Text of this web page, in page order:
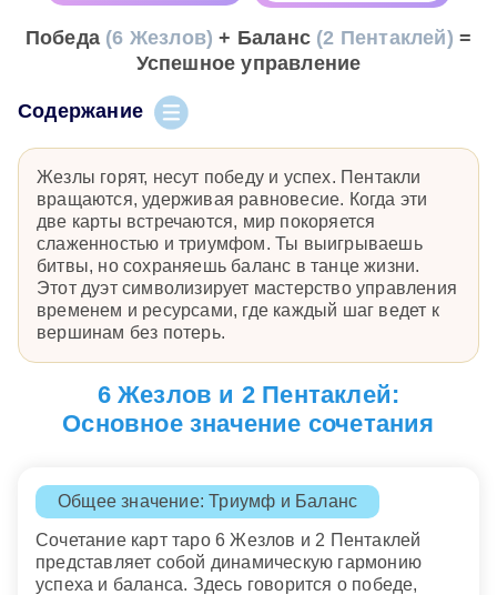
Победа (6 Жезлов) + Баланс (2 Пентаклей) =
Успешное управление
Содержание
Жезлы горят, несут победу и успех. Пентакли
вращаются, удерживая равновесие. Когда эти
две карты встречаются, мир покоряется
слаженностью и триумфом. Ты выигрываешь
битвы, но сохраняешь баланс в танце жизни.
Этот дуэт символизирует мастерство управления
временем и ресурсами, где каждый шаг ведет к
вершинам без потерь.
6 Жезлов и 2 Пентаклей:
Основное значение сочетания
Общее значение: Триумф и Баланс
Сочетание карт таро 6 Жезлов и 2 Пентаклей
представляет собой динамическую гармонию
успеха и баланса. Здесь говорится о победе,